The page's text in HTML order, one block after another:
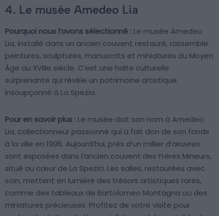
4. Le musée Amedeo Lia
Pourquoi nous l’avons sélectionné : Le musée Amedeo
Lia, installé dans un ancien couvent restauré, rassemble
peintures, sculptures, manuscrits et miniatures du Moyen
Âge au XVIIIe siècle. C’est une halte culturelle
surprenante qui révèle un patrimoine artistique
insoupçonné à La Spezia.
Pour en savoir plus : Le musée doit son nom à Amedeo
Lia, collectionneur passionné qui a fait don de son fonds
à la ville en 1996. Aujourd’hui, près d’un millier d’œuvres
sont exposées dans l’ancien couvent des Frères Mineurs,
situé au cœur de La Spezia. Les salles, restaurées avec
soin, mettent en lumière des trésors artistiques rares,
comme des tableaux de Bartolomeo Montagna ou des
miniatures précieuses. Profitez de votre visite pour